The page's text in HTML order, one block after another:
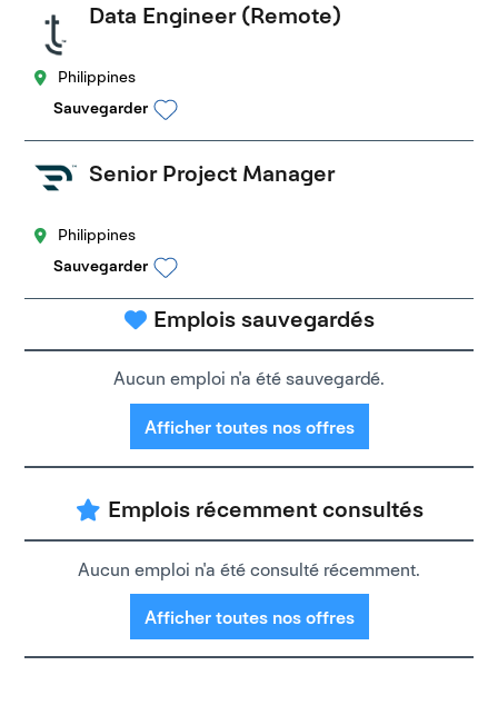
Data Engineer (Remote)
Philippines
Sauvegarder
Senior Project Manager
Philippines
Sauvegarder
Emplois sauvegardés
Aucun emploi n'a été sauvegardé.
Afficher toutes nos offres
Emplois récemment consultés
Aucun emploi n'a été consulté récemment.
Afficher toutes nos offres